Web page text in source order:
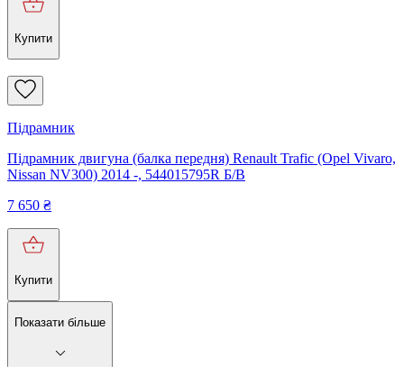
Купити
Підрамник
Підрамник двигуна (балка передня) Renault Trafic (Opel Vivaro,
Nissan NV300) 2014 -, 544015795R Б/В
7 650 ₴
Купити
Показати більше